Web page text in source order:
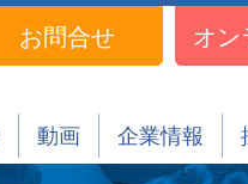
お問合せ オン
動画 企業情報